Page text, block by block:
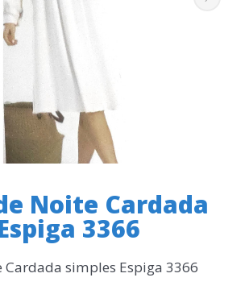
Noite Cardada
3366
Cardada simples Espiga 3366